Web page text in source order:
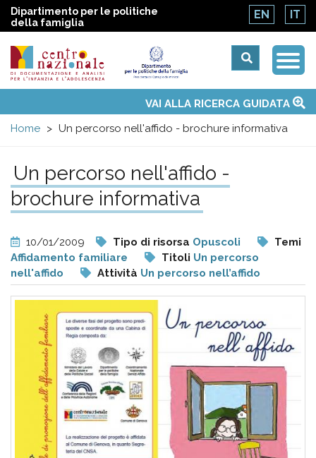
Dipartimento per le politiche
della famiglia
EN IT
Centro
nazionale
di
Documentazione
e
analisi
pr
l'infanzia
l'adolescenza
menu
Temi
Attività
Convenzione ONUVAI ALLA RICERCA GUIDATA
Home
Un percorso nell'affido - brochure informativa
Un percorso nell'affido -
brochure informativa
10/01/2009 Tipo di risorsa Opuscoli
Temi
Affidamento familiare
Titoli Un percorso
nell'affido
Attività Un percorso nell’affido